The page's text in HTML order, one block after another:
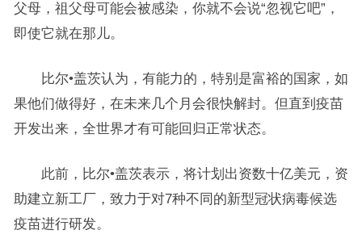
父母，祖父母可能会被感染，你就不会说“忽视它吧”，
即使它就在那儿。
比尔•盖茨认为，有能力的，特别是富裕的国家，如
果他们做得好，在未来几个月会很快解封。但直到疫苗
开发出来，全世界才有可能回归正常状态。
此前，比尔•盖茨表示，将计划出资数十亿美元，资
助建立新工厂，致力于对7种不同的新型冠状病毒候选
疫苗进行研发。